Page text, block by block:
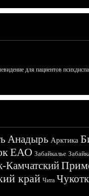
для пациентов
Анадырь Арктика
ЕАО Забайкалье
Камчатский
край Чита